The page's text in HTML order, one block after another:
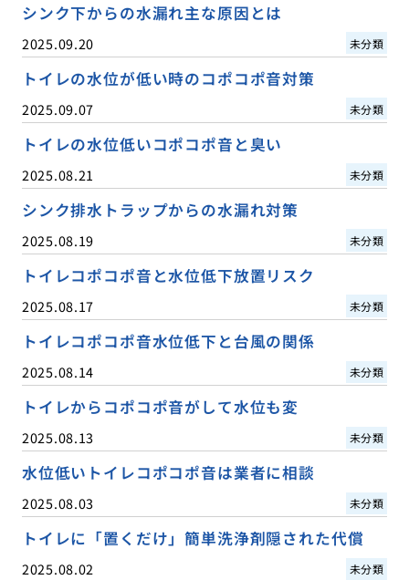
シンク下からの水漏れ主な原因とは
2025.09.20 未分類
トイレの水位が低い時のコポコポ音対策
2025.09.07 未分類
トイレの水位低いコポコポ音と臭い
2025.08.21 未分類
シンク排水トラップからの水漏れ対策
2025.08.19 未分類
トイレコポコポ音と水位低下放置リスク
2025.08.17 未分類
トイレコポコポ音水位低下と台風の関係
2025.08.14 未分類
トイレからコポコポ音がして水位も変
2025.08.13 未分類
水位低いトイレコポコポ音は業者に相談
2025.08.03 未分類
トイレに「置くだけ」簡単洗浄剤隠された代償
2025.08.02 未分類